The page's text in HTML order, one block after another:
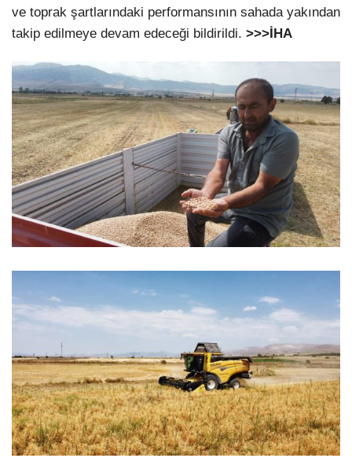
ve toprak şartlarındaki performansının sahada yakından
takip edilmeye devam edeceği bildirildi. >>>İHA